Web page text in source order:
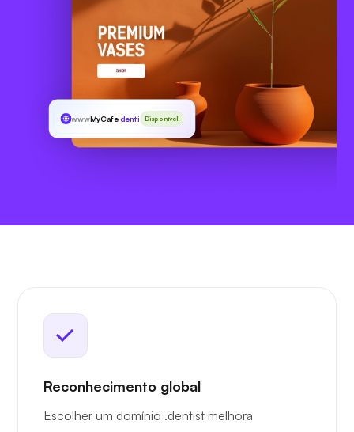
wwwMyCafe.dentistDisponível!
Reconhecimento global
Escolher um domínio .dentist melhora